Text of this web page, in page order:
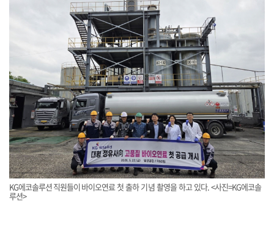
KG에코솔루션 직원들이 바이오연료 첫 출하 기념 촬영을 하고 있다. <사진=KG에코솔
루션>